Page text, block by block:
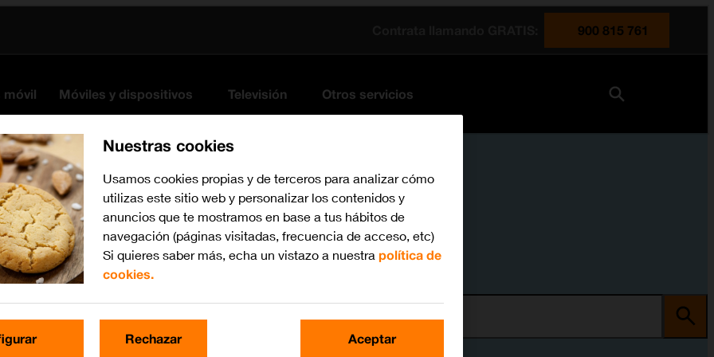
900 815 761
móvil Móviles y dispositivos Televisión Otros servicios
Nuestras cookies
Usamos cookies propias y de terceros para analizar cómo
utilizas este sitio web y personalizar los contenidos y
anuncios que te mostramos en base a tus hábitos de
navegación (páginas visitadas, frecuencia de acceso, etc)
Si quieres saber más, echa un vistazo a nuestra política de
cookies.
Rechazar Aceptar